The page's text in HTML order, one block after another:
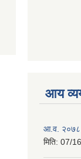
आय
आ.व.
मिति: 07/